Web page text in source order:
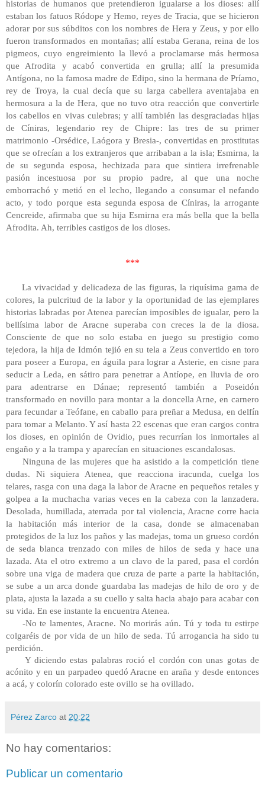
historias de humanos que pretendieron igualarse a los dioses: allí
estaban los fatuos Ródope y Hemo, reyes de Tracia, que se hicieron
adorar por sus súbditos con los nombres de Hera y Zeus, y por ello
fueron transformados en montañas; allí estaba Gerana, reina de los
pigmeos, cuyo engreimiento la llevó a proclamarse más hermosa
que Afrodita y acabó convertida en grulla; allí la presumida
Antígona, no la famosa madre de Edipo, sino la hermana de Príamo,
rey de Troya, la cual decía que su larga cabellera aventajaba en
hermosura a la de Hera, que no tuvo otra reacción que convertirle
los cabellos en vivas culebras; y allí también las desgraciadas hijas
de Cíniras, legendario rey de Chipre: las tres de su primer
matrimonio -Orsédice, Laógora y Bresia-, convertidas en prostitutas
que se ofrecían a los extranjeros que arribaban a la isla; Esmirna, la
de su segunda esposa, hechizada para que sintiera irrefrenable
pasión incestuosa por su propio padre, al que una noche
emborrachó y metió en el lecho, llegando a consumar el nefando
acto, y todo porque esta segunda esposa de Cíniras, la arrogante
Cencreide, afirmaba que su hija Esmirna era más bella que la bella
Afrodita. Ah, terribles castigos de los dioses.
***
La vivacidad y delicadeza de las figuras, la riquísima gama de
colores, la pulcritud de la labor y la oportunidad de las ejemplares
historias labradas por Atenea parecían imposibles de igualar, pero la
bellísima labor de Aracne superaba con creces la de la diosa.
Consciente de que no solo estaba en juego su prestigio como
tejedora, la hija de Idmón tejió en su tela a Zeus convertido en toro
para poseer a Europa, en águila para lograr a Asterie, en cisne para
seducir a Leda, en sátiro para penetrar a Antíope, en lluvia de oro
para adentrarse en Dánae; representó también a Poseidón
transformado en novillo para montar a la doncella Arne, en carnero
para fecundar a Teófane, en caballo para preñar a Medusa, en delfín
para tomar a Melanto. Y así hasta 22 escenas que eran cargos contra
los dioses, en opinión de Ovidio, pues recurrían los inmortales al
engaño y a la trampa y aparecían en situaciones escandalosas.
Ninguna de las mujeres que ha asistido a la competición tiene
dudas. Ni siquiera Atenea, que reacciona iracunda, cuelga los
telares, rasga con una daga la labor de Aracne en pequeños retales y
golpea a la muchacha varias veces en la cabeza con la lanzadera.
Desolada, humillada, aterrada por tal violencia, Aracne corre hacia
la habitación más interior de la casa, donde se almacenaban
protegidos de la luz los paños y las madejas, toma un grueso cordón
de seda blanca trenzado con miles de hilos de seda y hace una
lazada. Ata el otro extremo a un clavo de la pared, pasa el cordón
sobre una viga de madera que cruza de parte a parte la habitación,
se sube a un arca donde guardaba las madejas de hilo de oro y de
plata, ajusta la lazada a su cuello y salta hacia abajo para acabar con
su vida. En ese instante la encuentra Atenea.
-No te lamentes, Aracne. No morirás aún. Tú y toda tu estirpe
colgaréis de por vida de un hilo de seda. Tú arrogancia ha sido tu
perdición.
Y diciendo estas palabras roció el cordón con unas gotas de
acónito y en un parpadeo quedó Aracne en araña y desde entonces
a acá, y colorín colorado este ovillo se ha ovillado.
Pérez Zarco at 20:22
No hay comentarios:
Publicar un comentario